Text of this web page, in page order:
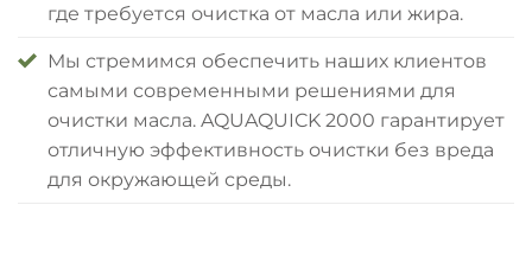
где требуется очистка от масла или жира.
Мы стремимся обеспечить наших клиентов
самыми современными решениями для
очистки масла. AQUAQUICK 2000 гарантирует
отличную эффективность очистки без вреда
для окружающей среды.